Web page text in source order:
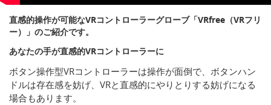
直感的操作が可能なVRコントローラーグローブ「VRfree（VRフリ
ー）」のご紹介です。
あなたの手が直感的VRコントローラーに
ボタン操作型VRコントローラーは操作が面倒で、ボタンハン
ドルは存在感を妨げ、VRと直感的にやりとりする妨げになる
場合もあります。